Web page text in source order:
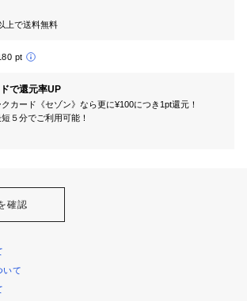
上で送料無料
pt
で還元率UP
カード《セゾン》なら更に¥100につき1pt還元！
５分でご利用可能！
確認
いて